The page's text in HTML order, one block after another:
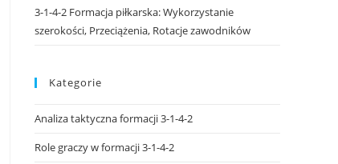
3-1-4-2 Formacja piłkarska: Wykorzystanie
szerokości, Przeciążenia, Rotacje zawodników
Kategorie
Analiza taktyczna formacji 3-1-4-2
Role graczy w formacji 3-1-4-2